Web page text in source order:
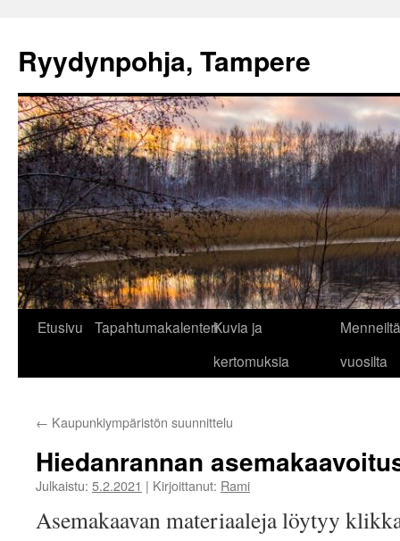
Ryydynpohja, Tampere
Siirry
Etusivu TapahtumakalenteriKuvia ja
kertomuksia
Menneiltä
vuosilta
← Kaupunkiympäristön suunnittelu
Hiedanrannan
Julkaistu: 5.2.2021 | Kirjoittanut: Rami
Asemakaavan materiaaleja löytyy